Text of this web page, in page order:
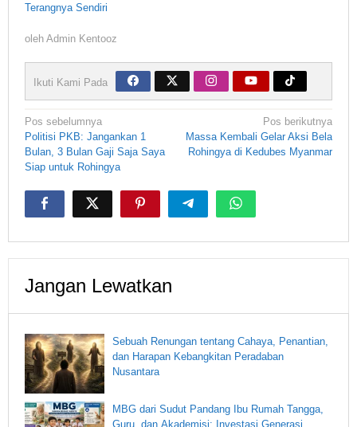
Terangnya Sendiri
oleh Admin Kentooz
Ikuti Kami Pada
Navigasi
pos
Pos sebelumnya
Politisi PKB: Jangankan 1
Bulan, 3 Bulan Gaji Saja Saya
Siap untuk Rohingya
Pos berikutnya
Massa Kembali Gelar Aksi Bela
Rohingya di Kedubes Myanmar
Jangan Lewatkan
Sebuah Renungan tentang Cahaya, Penantian,
dan Harapan Kebangkitan Peradaban
Nusantara
MBG dari Sudut Pandang Ibu Rumah Tangga,
Guru, dan Akademisi: Investasi Generasi